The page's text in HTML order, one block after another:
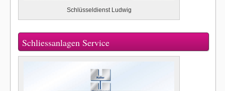
Schlüsseldienst Ludwig
Schliessanlagen Service